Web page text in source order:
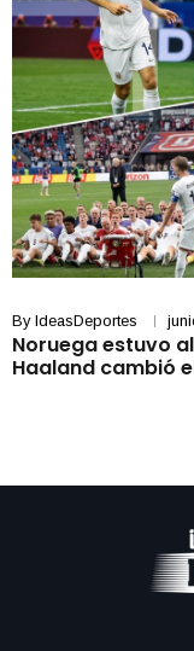
By IdeasDeportes
Noruega estuvo
Haaland cambió